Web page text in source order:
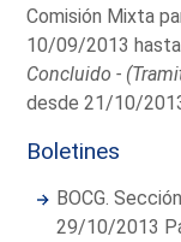
Comisión Mixta
10/09/2013
Concluido -
desde 21/10/
Boletines
BOCG.
29/10/2013